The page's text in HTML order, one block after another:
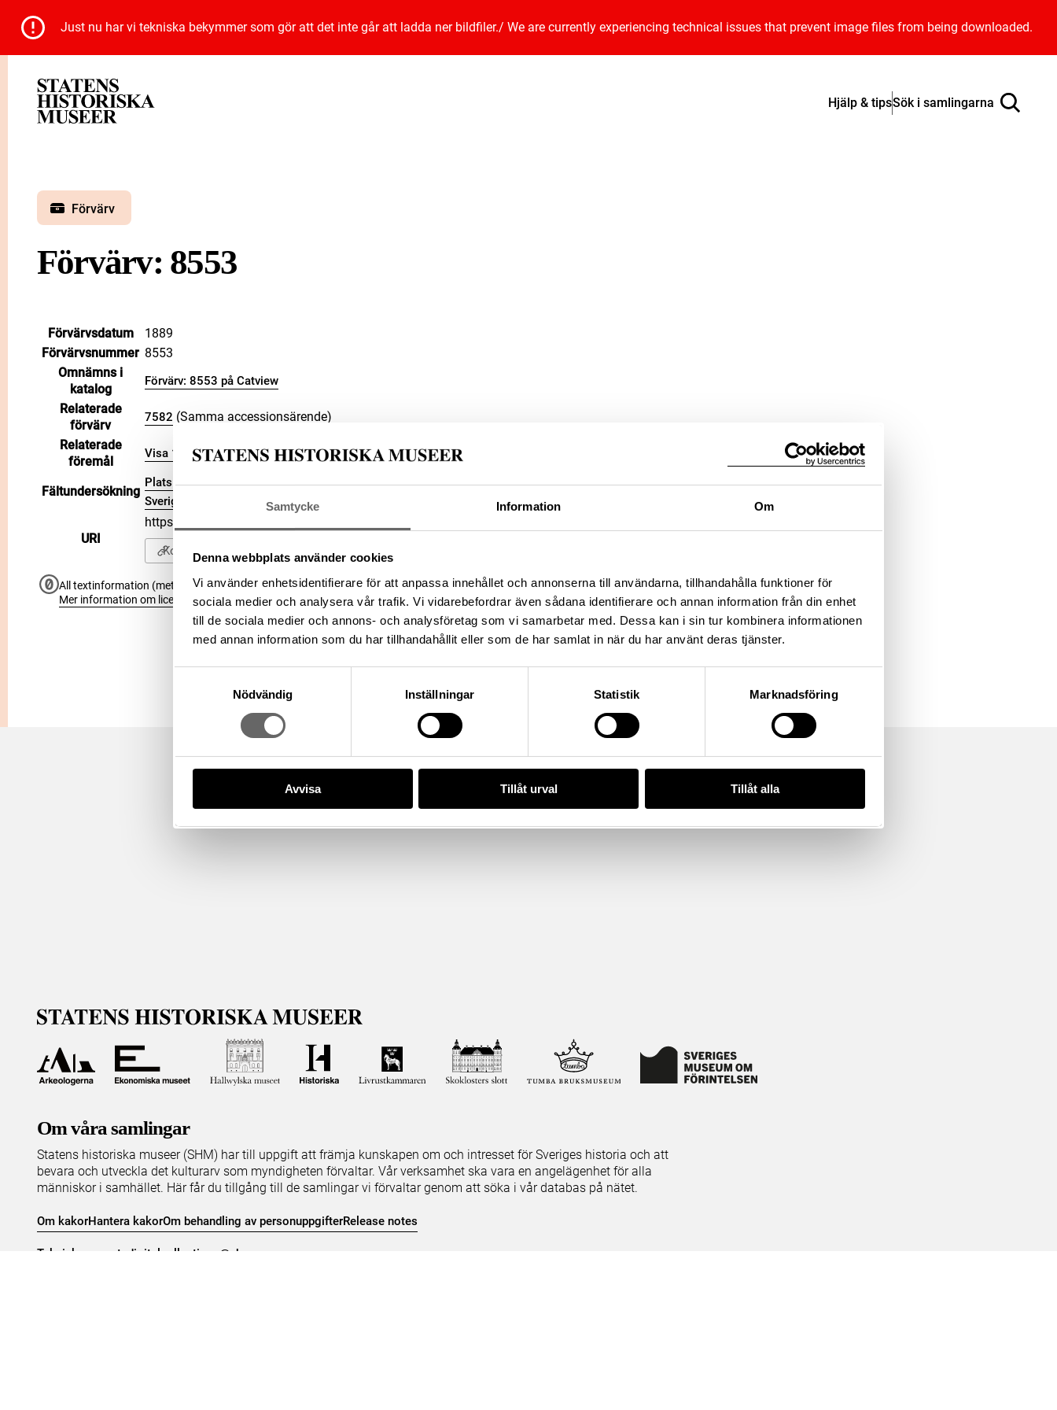
Samtycke Information Om
Denna webbplats använder cookies
Vi använder enhetsidentifierare för att anpassa innehållet och annonserna till användarna, tillhandahålla funktioner för
sociala medier och analysera vår trafik. Vi vidarebefordrar även sådana identifierare och annan information från din enhet
till de sociala medier och annons- och analysföretag som vi samarbetar med. Dessa kan i sin tur kombinera informationen
med annan information som du har tillhandahållit eller som de har samlat in när du har använt deras tjänster.
Nödvändig
Inställningar Statistik Marknadsföring
Avvisa Tillåt urval Tillåt alla
Just nu har vi tekniska bekymmer som gör att det inte går att ladda ner bildfiler./ We are currently experiencing technical issues that prevent image files from being downloaded.
Hjälp & tipsSök i samlingarna
Förvärv
Förvärv: 8553
Förvärvsdatum
1889
Förvärvsnummer 8553
Omnämns i
katalog
Förvärv: 8553 på Catview
Relaterade
förvärv
7582 (Samma accessionsärende)
Relaterade
föremål
Visa 10 relaterade föremål
Fältundersökning
Plats: Stenbro, Socken: Silte socken, Kommun: Gotland kommun, Landskap: Gotland, Land:
Sverige
URI
https://samlingar.shm.se/accession/EECD060F-D884-410E-90CD-3F0A4CF941AC
Kopiera URI
All textinformation (metadata) på denna sida är fri att använda enligt licensen CC0.
Mer information om licenser hos Statens historiska museer.
Om våra samlingar
Statens historiska museer (SHM) har till uppgift att främja kunskapen om och intresset för Sveriges historia och att
bevara och utveckla det kulturarv som myndigheten förvaltar. Vår verksamhet ska vara en angelägenhet för alla
människor i samhället. Här får du tillgång till de samlingar vi förvaltar genom att söka i vår databas på nätet.
Om kakorHantera kakorOm behandling av personuppgifterRelease notes
Teknisk support: digitalcollections@shm.se